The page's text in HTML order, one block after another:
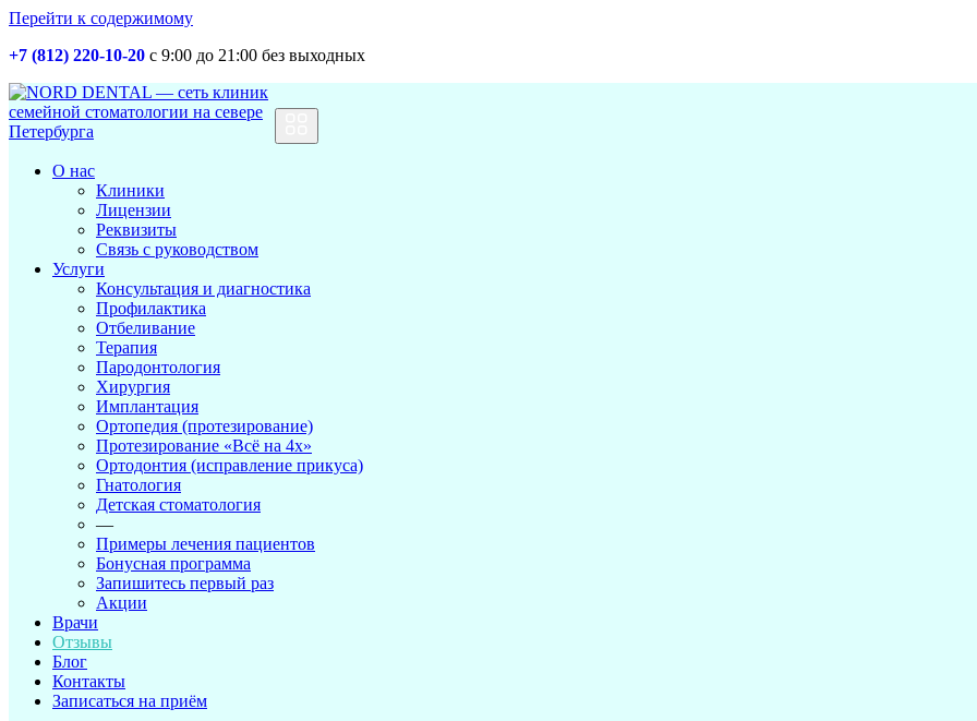
Перейти к содержимому
+7 (812) 220-10-20 с 9:00 до 21:00 без выходных
Основная
навигация
О нас
Клиники
Лицензии
Реквизиты
Связь с руководством
Услуги
Консультация и диагностика
Профилактика
Отбеливание
Терапия
Пародонтология
Хирургия
Имплантация
Ортопедия (протезирование)
Протезирование «Всё на 4х»
Ортодонтия (исправление прикуса)
Гнатология
Детская стоматология
—
Примеры лечения пациентов
Бонусная программа
Запишитесь первый раз
Акции
Врачи
Отзывы
Блог
Контакты
Записаться на приём